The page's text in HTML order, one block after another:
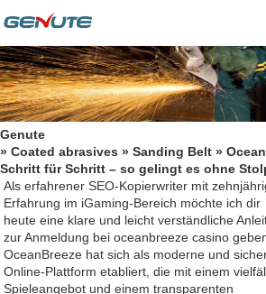
Genute
» Coated abrasives » Sanding Belt »
Schritt für Schritt – so gelingt es ohne
Als erfahrener SEO-Kopierwriter mit
Erfahrung im iGaming-Bereich möchte ich dir
heute eine klare und leicht verständliche
zur Anmeldung beioceanbreeze casino
OceanBreeze hat sich als moderne und
Online-Plattform etabliert, die mit einem
Spieleangebot und einem transparenten